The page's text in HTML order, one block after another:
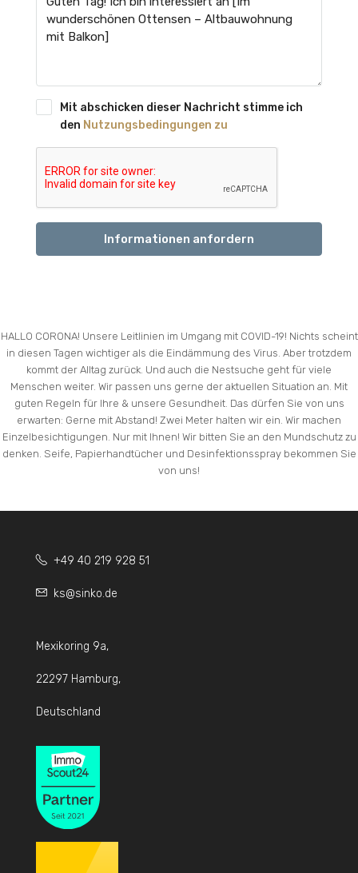
Mit abschicken dieser Nachricht stimme ich
den Nutzungsbedingungen zu
Informationen anfordern
HALLO CORONA! Unsere Leitlinien im Umgang mit COVID-19! Nichts scheint
in diesen Tagen wichtiger als die Eindämmung des Virus. Aber trotzdem
kommt der Alltag zurück. Und auch die Nestsuche geht für viele
Menschen weiter. Wir passen uns gerne der aktuellen Situation an. Mit
guten Regeln für Ihre & unsere Gesundheit. Das dürfen Sie von uns
erwarten: Gerne mit Abstand! Zwei Meter halten wir ein. Wir machen
Einzelbesichtigungen. Nur mit Ihnen! Wir bitten Sie an den Mundschutz zu
denken. Seife, Papierhandtücher und Desinfektionsspray bekommen Sie
von uns!
+49 40 219 928 51
ks@sinko.de
Mexikoring 9a,
22297 Hamburg,
Deutschland